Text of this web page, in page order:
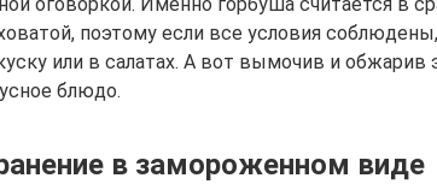
поэтому если все условия
или в салатах. А вот вымочив и обжарив
блюдо.
в замороженном виде